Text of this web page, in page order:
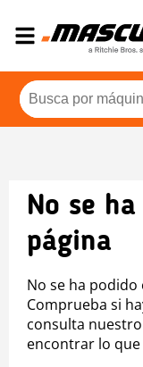
No se
página
No se ha
Comprueba si
consulta
encontrar lo que